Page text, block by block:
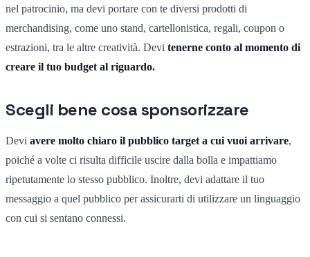
nel patrocinio, ma devi portare con te diversi prodotti di
merchandising, come uno stand, cartellonistica, regali, coupon o
estrazioni, tra le altre creatività. Devi tenerne conto al momento di
creare il tuo budget al riguardo.
Scegli bene cosa sponsorizzare
Devi avere molto chiaro il pubblico target a cui vuoi arrivare,
poiché a volte ci risulta difficile uscire dalla bolla e impattiamo
ripetutamente lo stesso pubblico. Inoltre, devi adattare il tuo
messaggio a quel pubblico per assicurarti di utilizzare un linguaggio
con cui si sentano connessi.